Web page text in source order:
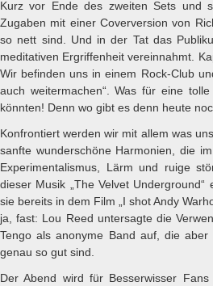
Kurz vor Ende des zweiten Sets und
Zugaben mit einer Coverversion von
so nett sind. Und in der Tat das
meditativen Ergriffenheit vereinnahmt.
Wir befinden uns in einem Rock-Club
auch weitermachen“. Was für eine
könnten! Denn wo gibt es denn heute
Konfrontiert werden wir mit allem was
sanfte wunderschöne Harmonien, die
Experimentalismus, Lärm und ruige
dieser Musik „The Velvet
sie bereits in dem Film „I shot Andy
ja, fast: Lou Reed untersagte die
Tengo als anonyme Band auf, die
genau so gut sind.
Der Abend wird für Besserwisser